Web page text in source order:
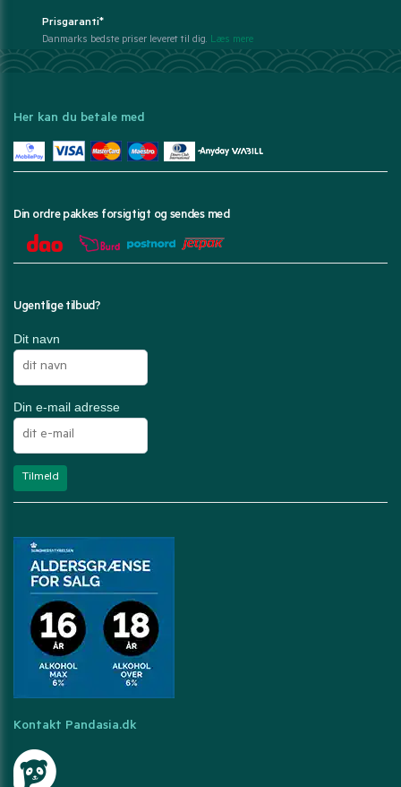
Prisgaranti*
Danmarks bedste priser leveret til dig. Læs mere
Her kan du betale med
Din ordre pakkes forsigtigt og sendes med
Ugentlige tilbud?
Dit navn
Din e-mail adresse
Kontakt Pandasia.dk